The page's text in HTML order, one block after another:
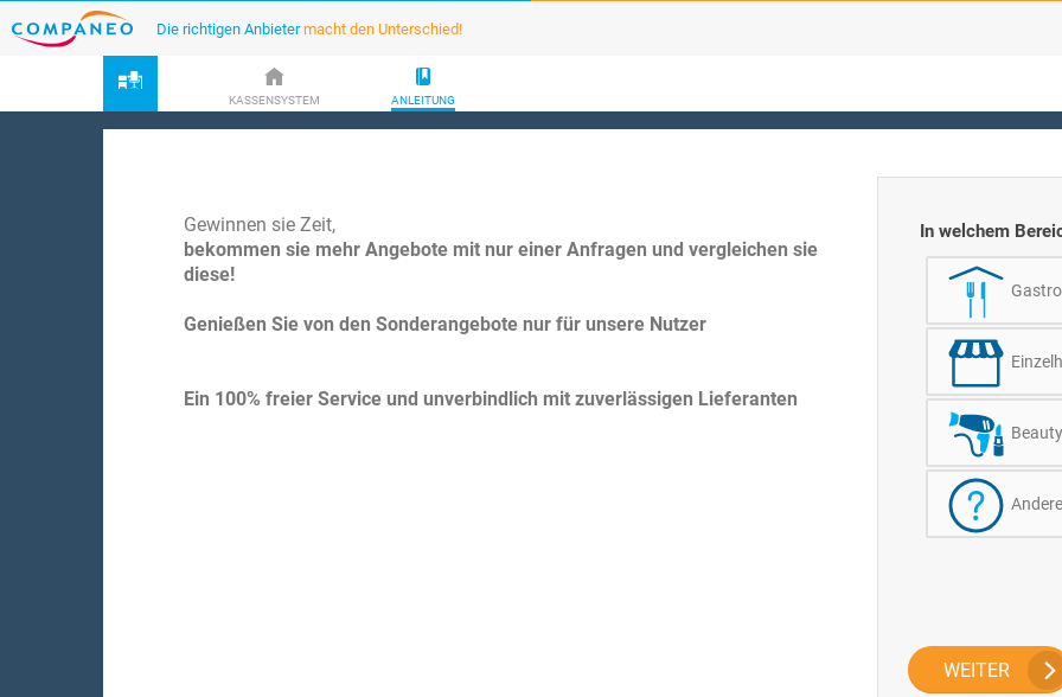
Die richtigen Anbietermacht den Unterschied!
KASSENSYSTEM ANLEITUNG
Gewinnen sie Zeit,
bekommen sie mehr Angebote mit nur einer Anfragen und vergleichen sie
diese!
Genießen Sie von den Sonderangebote nur für unsere Nutzer
Ein 100% freier Service und unverbindlich mit zuverlässigen Lieferanten
In welchem
Beauty
Andere
WEITER